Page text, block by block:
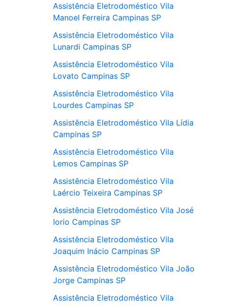
Assistência Eletrodoméstico Vila
Manoel Ferreira Campinas SP
Assistência Eletrodoméstico Vila
Lunardi Campinas SP
Assistência Eletrodoméstico Vila
Lovato Campinas SP
Assistência Eletrodoméstico Vila
Lourdes Campinas SP
Assistência Eletrodoméstico Vila Lídia
Campinas SP
Assistência Eletrodoméstico Vila
Lemos Campinas SP
Assistência Eletrodoméstico Vila
Laércio Teixeira Campinas SP
Assistência Eletrodoméstico Vila José
Iorio Campinas SP
Assistência Eletrodoméstico Vila
Joaquim Inácio Campinas SP
Assistência Eletrodoméstico Vila João
Jorge Campinas SP
Assistência Eletrodoméstico Vila